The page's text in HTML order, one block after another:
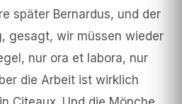
später Bernardus, und der
gesagt, wir müssen wieder
nur ora et labora, nur
die Arbeit ist wirklich